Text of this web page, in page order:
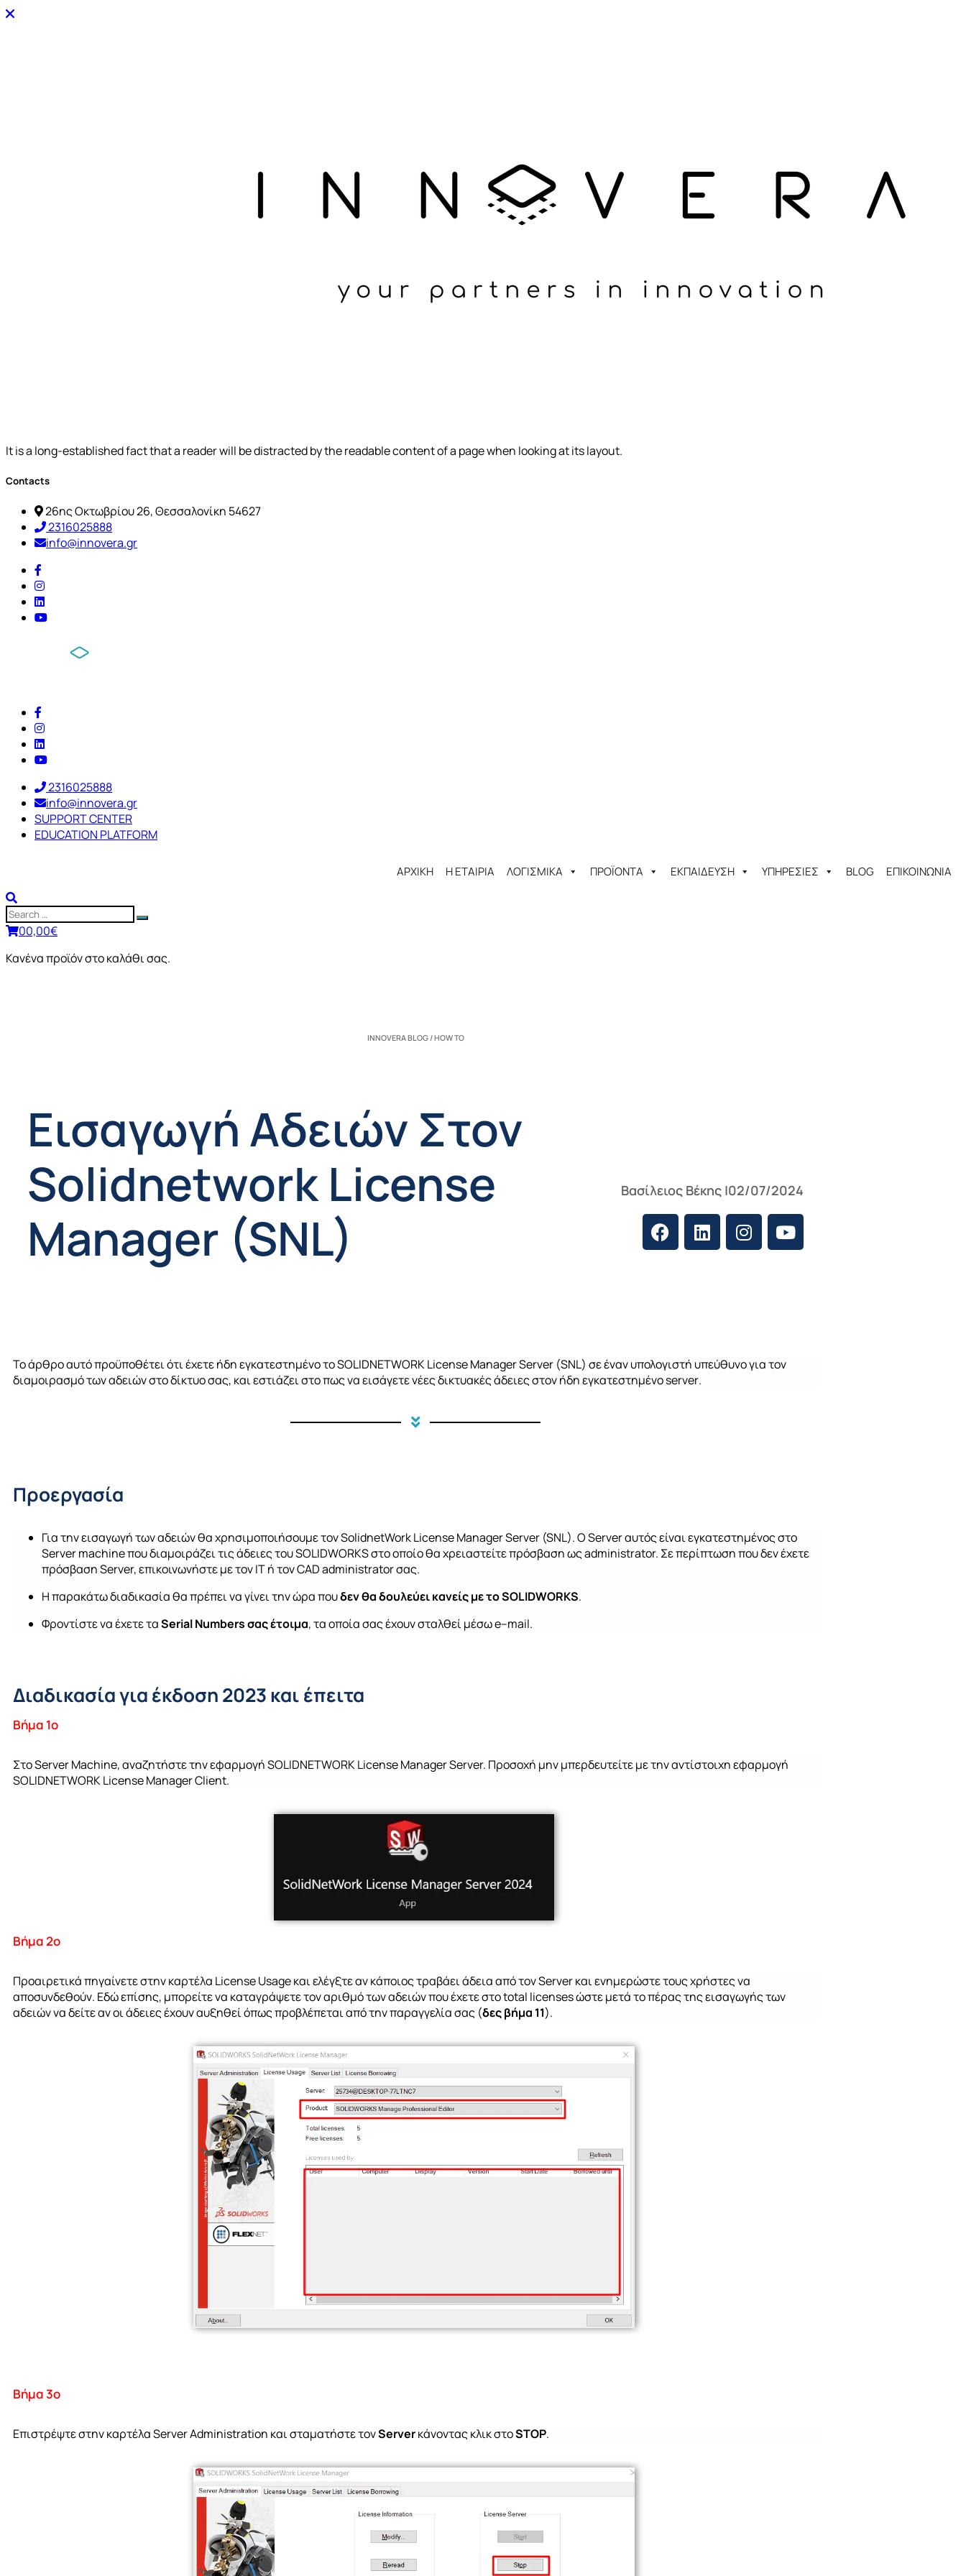
It is a long-established fact that a reader will be distracted by the readable content of a page when looking at its layout.
Contacts
26ης Οκτωβρίου 26, Θεσσαλονίκη 54627
2316025888
info@innovera.gr
2316025888
info@innovera.gr
SUPPORT CENTER
EDUCATION PLATFORM
ΑΡΧΙΚΗ Η ΕΤΑΙΡΙΑ ΛΟΓΙΣΜΙΚΑ ΠΡΟΪΟΝΤΑ ΕΚΠΑΙΔΕΥΣΗ ΥΠΗΡΕΣΙΕΣ BLOG ΕΠΙΚΟΙΝΩΝΙΑ
00,00€
Κανένα προϊόν στο καλάθι σας.
INNOVERA BLOG / HOW TO
Εισαγωγή Αδειών Στον
Solidnetwork License
Manager (SNL)
Βασίλειος Βέκης |02/07/2024
Το άρθρο αυτό προϋποθέτει ότι έχετε ήδη εγκατεστημένο τοSOLIDNETWORKLicenseManagerServer (SNL) σε έναν υπολογιστή υπεύθυνο για τον
διαμοιρασμό των αδειών στο δίκτυο σας, και εστιάζει στο πως να εισάγετε νέες δικτυακές άδειες στον ήδη εγκατεστημένοserver.
Προεργασία
Για την εισαγωγή των αδειών θα χρησιμοποιήσουμε τονSolidnetWorkLicenseManagerServer (SNL). Ο Server αυτός είναι εγκατεστημένος στο
Server machine που διαμοιράζει τις άδειες του SOLIDWORKS στο οποίο θα χρειαστείτε πρόσβαση ωςadministrator. Σε περίπτωση που δεν έχετε
πρόσβασηServer, επικοινωνήστε με τονITή τονCADadministratorσας.
Η παρακάτω διαδικασία θα πρέπει να γίνει την ώρα πουδεν θα δουλεύει κανείς με το SOLIDWORKS.
Φροντίστε να έχετε ταSerial Numbersσας έτοιμα, τα οποία σας έχουν σταλθεί μέσωe–mail.
Διαδικασία για έκδοση 2023 και έπειτα
Βήμα 1ο
ΣτοServer Machine,αναζητήστετηνεφαρμογήSOLIDNETWORK License Manager Server. Προσοχή μην μπερδευτείτε με την αντίστοιχη εφαρμογή
SOLIDNETWORKLicenseManagerClient.
Βήμα 2ο
Προαιρετικά πηγαίνετε στην καρτέλα LicenseUsageκαι ελέγξτε αν κάποιος τραβάει άδεια από τον Server και ενημερώστε τους χρήστες να
αποσυνδεθούν. Εδώ επίσης, μπορείτε να καταγράψετετον αριθμό των αδειών που έχετε στοtotal licensesώστε μετά το πέρας της εισαγωγής των
αδειών να δείτε αν οι άδειες έχουν αυξηθεί όπως προβλέπεται από την παραγγελία σας (δες βήμα 11).
Βήμα 3ο
Επιστρέψτε στην καρτέλα Server Administration και σταματήστε τονServerκάνοντας κλικ στοSTOP.